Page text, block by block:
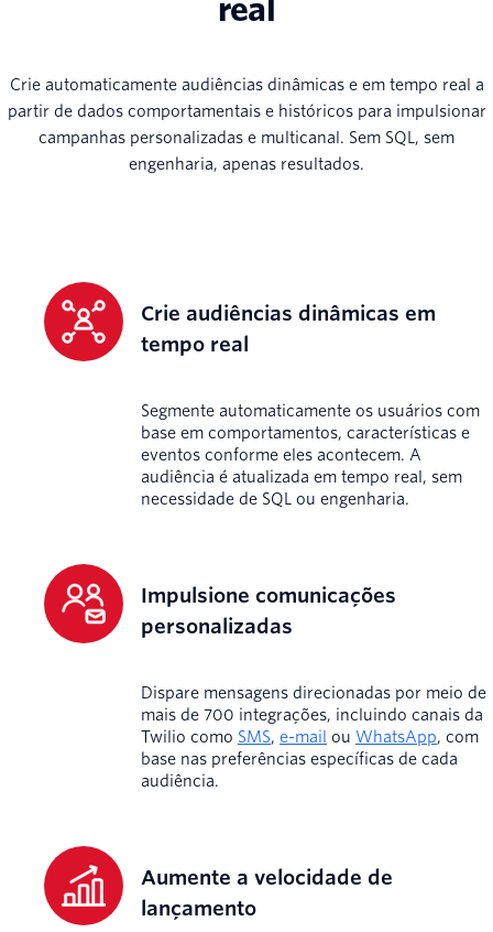
real
Crie automaticamente audiências dinâmicas e em tempo real a
partir de dados comportamentais e históricos para impulsionar
campanhas personalizadas e multicanal. Sem SQL, sem
engenharia, apenas resultados.
Crie audiências dinâmicas em
tempo real
Segmente automaticamente os usuários com
base em comportamentos, características e
eventos conforme eles acontecem. A
audiência é atualizada em tempo real, sem
necessidade de SQL ou engenharia.
Impulsione comunicações
personalizadas
Dispare mensagens direcionadas por meio de
mais de 700 integrações, incluindo canais da
Twilio como SMS, e-mail ou WhatsApp, com
base nas preferências específicas de cada
audiência.
Aumente a velocidade de
lançamento